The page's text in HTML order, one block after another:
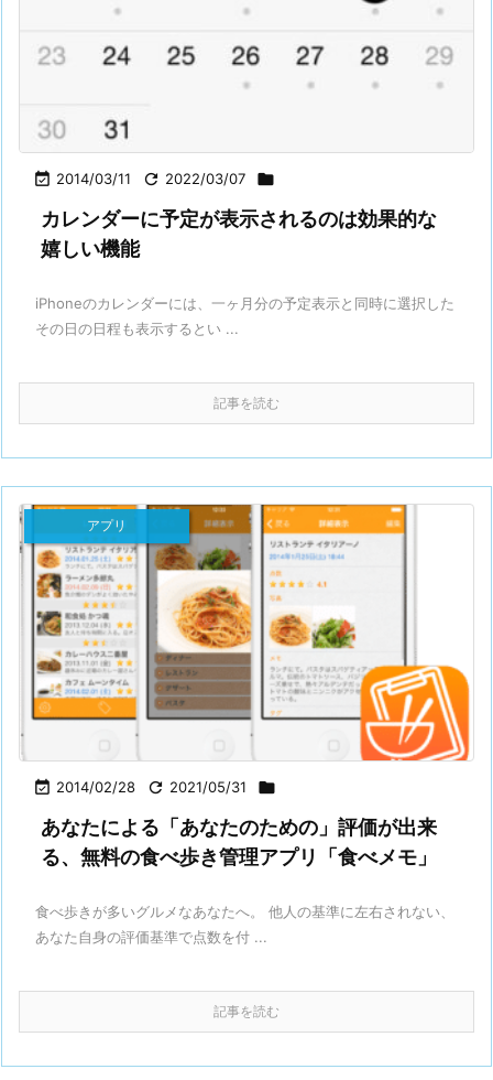
 2014/03/11  2022/03/07 
カレンダーに予定が表示されるのは効果的な
嬉しい機能
iPhoneのカレンダーには、一ヶ月分の予定表示と同時に選択した
その日の日程も表示するとい ...
記事を読む
 2014/02/28  2021/05/31 
アプリ
あなたによる「あなたのための」評価が出来
る、無料の食べ歩き管理アプリ「食べメモ」
食べ歩きが多いグルメなあなたへ。 他人の基準に左右されない、
あなた自身の評価基準で点数を付 ...
記事を読む